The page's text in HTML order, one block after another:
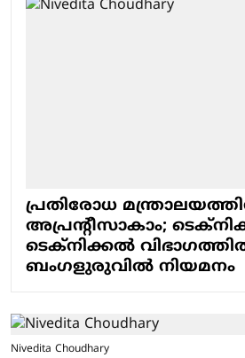
പ്രതിരോധ
അപ്രന്റീസാകാം;
ടെക്നിക്കൽ
ബംഗളുരുവിൽ നിയമനം
Nivedita Choudhary